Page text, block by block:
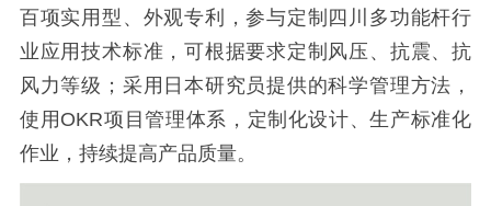
百项实用型、外观专利，参与定制四川多功能杆行
业应用技术标准，可根据要求定制风压、抗震、抗
风力等级；采用日本研究员提供的科学管理方法，
使用OKR项目管理体系，定制化设计、生产标准化
作业，持续提高产品质量。